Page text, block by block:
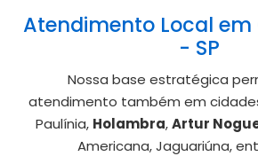
Atendimento Local em
- SP
Nossa base estratégica
atendimento também em
Paulínia, Holambra,Artur
Americana, Jaguariúna,